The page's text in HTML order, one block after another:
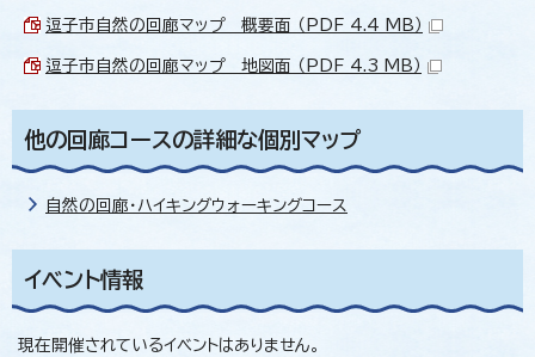
逗子市自然の回廊マップ＿概要面 （PDF 4.4 MB）
逗子市自然の回廊マップ＿地図面 （PDF 4.3 MB）
他の回廊コースの詳細な個別マップ
自然の回廊・ハイキングウォーキングコース
イベント情報
現在開催されているイベントはありません。